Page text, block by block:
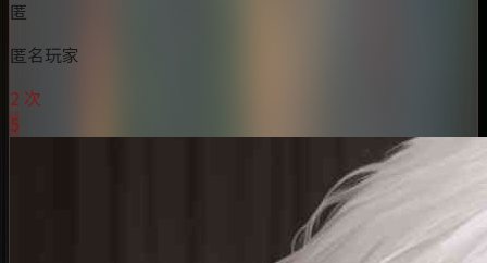
匿
匿名玩家
2 次
5